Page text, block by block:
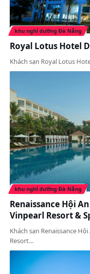
khu nghỉ dưỡng Đà Nẵng
Royal Lotus Hotel
Khách sạn Royal Lotus
khu nghỉ dưỡng Đà Nẵng
Renaissance Hội
Vinpearl Resort &
Khách sạn Renaissance
Resort…